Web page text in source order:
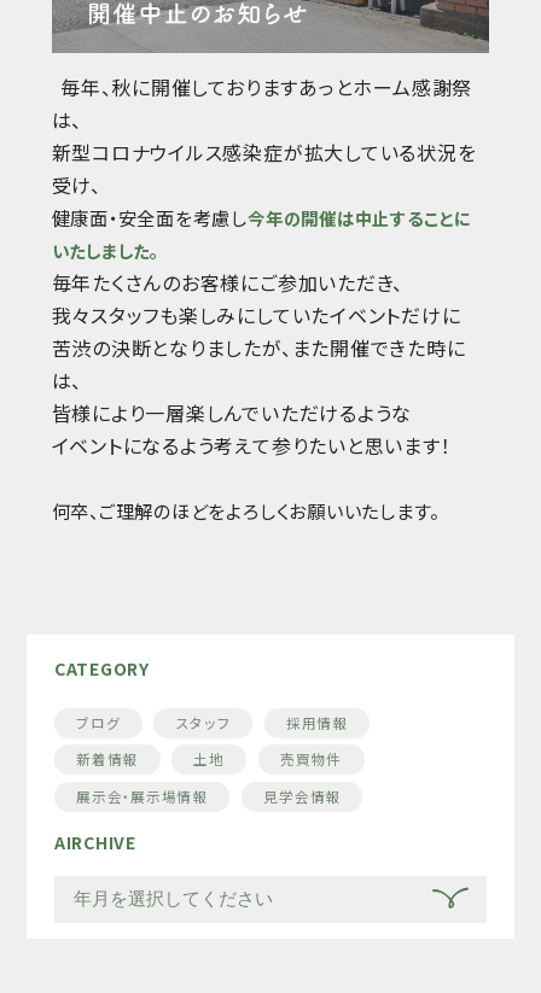
毎年、秋に開催しておりますあっとホーム感謝祭
は、
新型コロナウイルス感染症が拡大している状況を
受け、
健康面・安全面を考慮し今年の開催は中止することに
いたしました。
毎年たくさんのお客様にご参加いただき、
我々スタッフも楽しみにしていたイベントだけに
苦渋の決断となりましたが、また開催できた時に
は、
皆様により一層楽しんでいただけるような
イベントになるよう考えて参りたいと思います！
何卒、ご理解のほどをよろしくお願いいたします。
CATEGORY
ブログ スタッフ
採用情報
新着情報
土地
売買物件
展示会・展示場情報
見学会情報
AIRCHIVE